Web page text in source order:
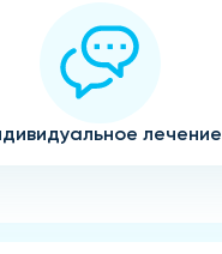
лечение